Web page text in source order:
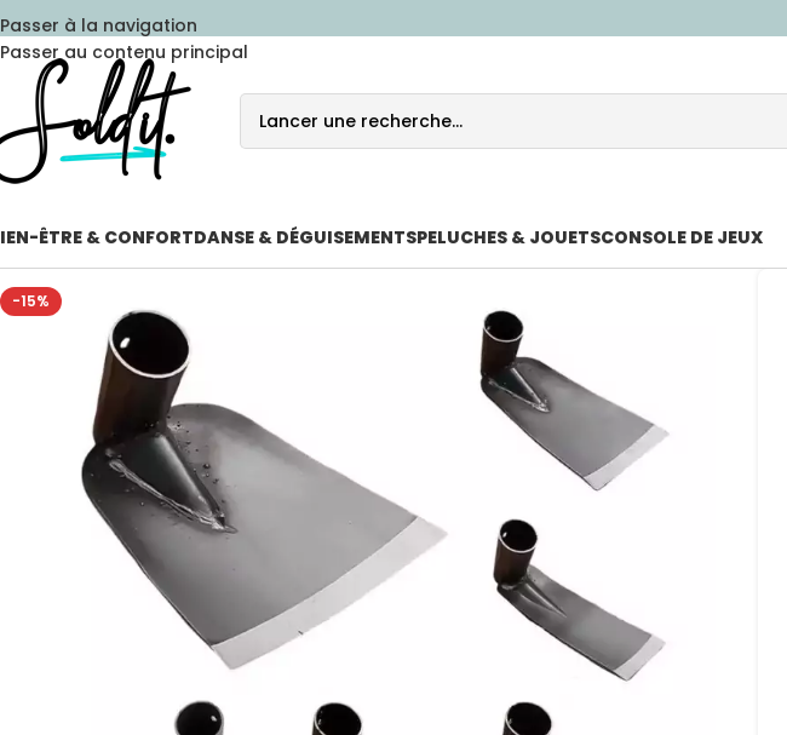
Passer à la navigation
Passer au contenu principal
ÊTRE & CONFORTDANSE & DÉGUISEMENTSPELUCHES & JOUETSCONSOLE DE JEUX
-15%